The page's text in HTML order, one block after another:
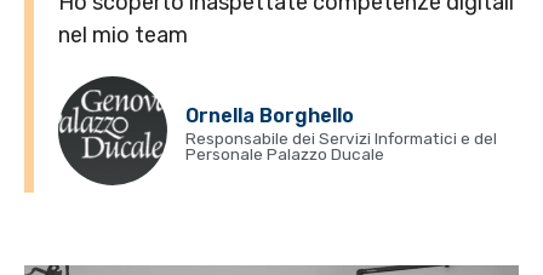
nel mio team
Ornella Borghello
Responsabile dei Servizi Informatici e del
Personale Palazzo Ducale